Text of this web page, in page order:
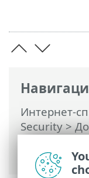
Интернет-
Security>